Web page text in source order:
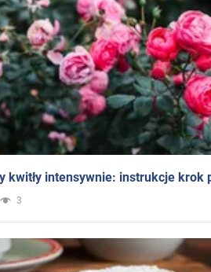
kwitły intensywnie: instrukcje krok
3